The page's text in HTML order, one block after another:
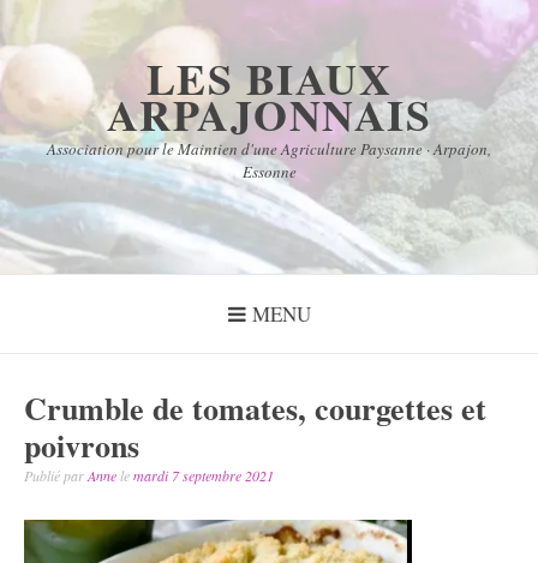
Aller
au
contenu
LES BIAUX
ARPAJONNAIS
Association pour le Maintien d'une Agriculture Paysanne · Arpajon,
Essonne
MENU
Crumble de tomates, courgettes et
poivrons
Publié parAnnelemardi 7 septembre 2021